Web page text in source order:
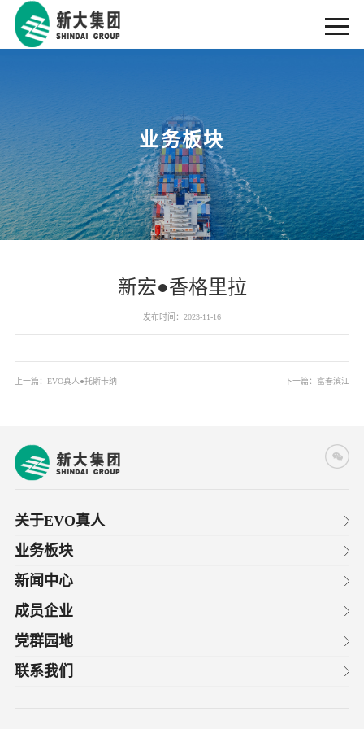
业务板块
新宏●香格里拉
发布时间：2023-11-16
上一篇： EVO真人●托斯卡纳 下一篇： 富春滨江
关于EVO真人
业务板块
新闻中心
成员企业
党群园地
联系我们